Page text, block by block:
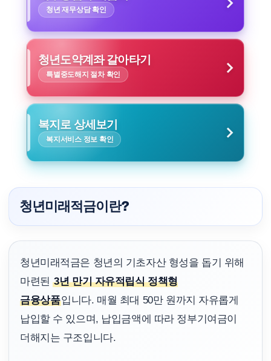
청년 재무상담 확인
청년도약계좌 갈아타기
특별중도해지 절차 확인
복지로 상세보기
복지서비스 정보 확인
청년미래적금이란?
청년미래적금은 청년의 기초자산 형성을 돕기 위해
마련된3년 만기 자유적립식 정책형
금융상품입니다. 매월 최대 50만 원까지 자유롭게
납입할 수 있으며, 납입금액에 따라 정부기여금이
더해지는 구조입니다.